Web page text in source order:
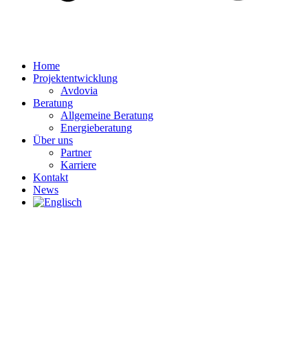
Home
Projektentwicklung
Avdovia
Beratung
Allgemeine Beratung
Energieberatung
Über uns
Partner
Karriere
Kontakt
News